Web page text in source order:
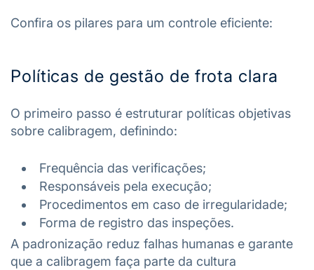
Confira os pilares para um controle eficiente:
Políticas de gestão de frota clara
O primeiro passo é estruturar políticas objetivas
sobre calibragem, definindo:
Frequência das verificações;
Responsáveis pela execução;
Procedimentos em caso de irregularidade;
Forma de registro das inspeções.
A padronização reduz falhas humanas e garante
que a calibragem faça parte da cultura